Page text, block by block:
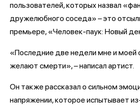
пользователей, которых назвал
дружелюбного соседа» – это
премьере, «Человек-паук: Новый
«Последние две недели мне и моей
желают смерти», – написал артист.
Он также рассказал о сильном
напряжении, которое испытывает